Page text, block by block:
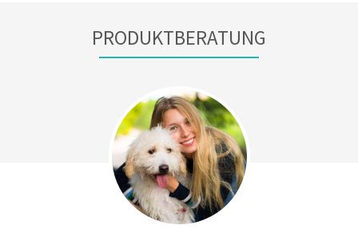
PRODUKTBERATUNG